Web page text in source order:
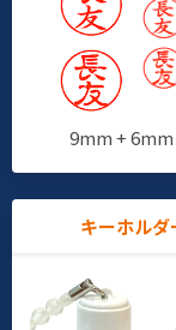
9mm + 6mm
キーホルダ